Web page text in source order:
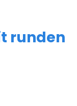
runden